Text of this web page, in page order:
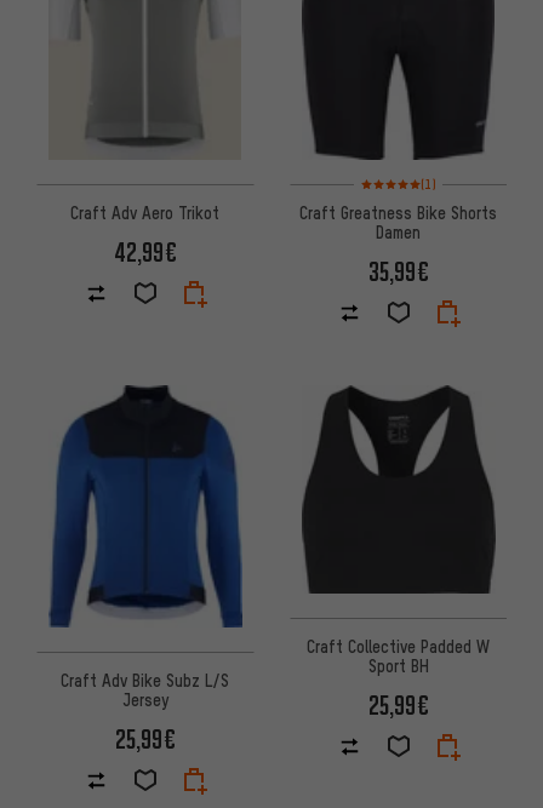
Craft Adv Aero Trikot
42,99€
Bewertungen: 5 von 5
(1)
Craft Greatness Bike Shorts
Damen
35,99€
Craft Adv Bike Subz L/S
Jersey
25,99€
Craft Collective Padded W
Sport BH
25,99€